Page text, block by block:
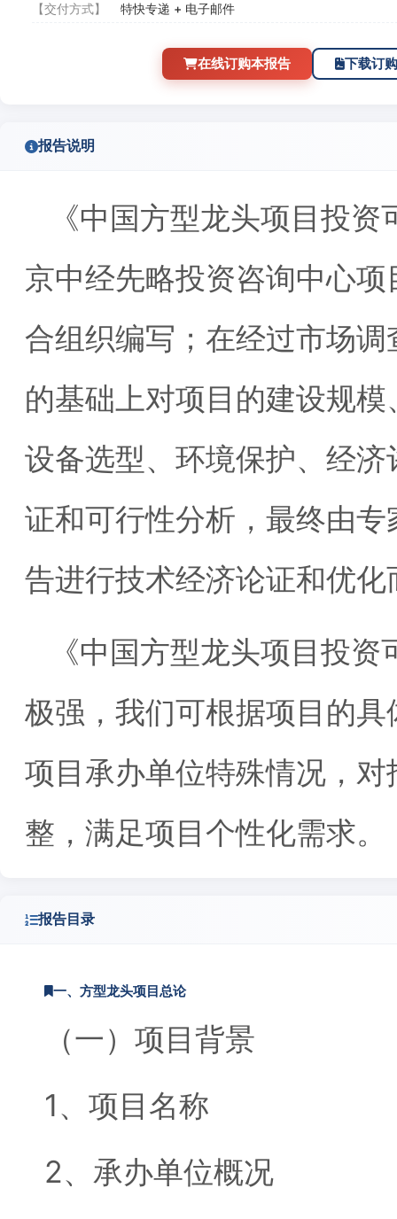
【交付方式】
特快专递 + 电子邮件
在线订购本报告 下载订
报告说明
《中国方型龙头项目投
京中经先略投资咨询中心
合组织编写；在经过市场
的基础上对项目的建设规
设备选型、环境保护、经
证和可行性分析，最终由
告进行技术经济论证和优
《中国方型龙头项目投
极强，我们可根据项目的
项目承办单位特殊情况，
整，满足项目个性化需求。
报告目录
一、方型龙头项目总论
（一）项目背景
1、项目名称
2、承办单位概况